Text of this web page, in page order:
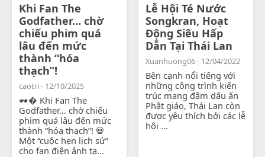
Khi Fan The
Godfather… chờ
chiếu phim quá
lâu đến mức
thành “hóa
thạch”!
caotri - 12/10/2025
🕶� Khi Fan The
Godfather… chờ chiếu
phim quá lâu đến mức
thành “hóa thạch”! 💀
Một “cuộc hẹn lịch sử”
cho fan điện ảnh tạ...
Lễ Hội Té Nước
Songkran, Hoạt
Động Siêu Hấp
Dẫn Tại Thái Lan
Xuanhuong06 - 12/04/2022
Bên cạnh nổi tiếng với
những công trình kiến
trúc mang đậm dấu ấn
Phật giáo, Thái Lan còn
được yêu thích bởi các lễ
hội ...